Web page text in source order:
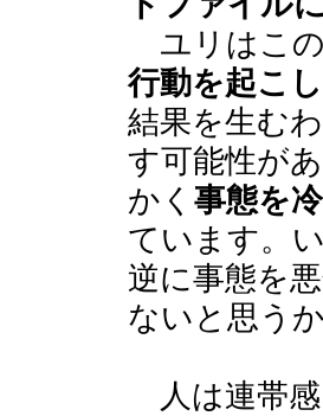
ユリはこの
行動を起こ
結果を生む
す可能性が
かく 事態を
ています。
逆に事態を
ないと思う
人は連帯感